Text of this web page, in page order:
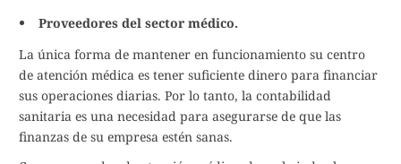
Proveedores del sector médico.
La única forma de mantener en funcionamiento su centro
de atención médica es tener suficiente dinero para financiar
sus operaciones diarias. Por lo tanto, la contabilidad
sanitaria es una necesidad para asegurarse de que las
finanzas de su empresa estén sanas.